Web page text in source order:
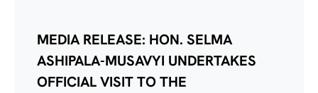
MEDIA RELEASE: HON. SELMA
ASHIPALA-MUSAVYI UNDERTAKES
OFFICIAL VISIT TO THE